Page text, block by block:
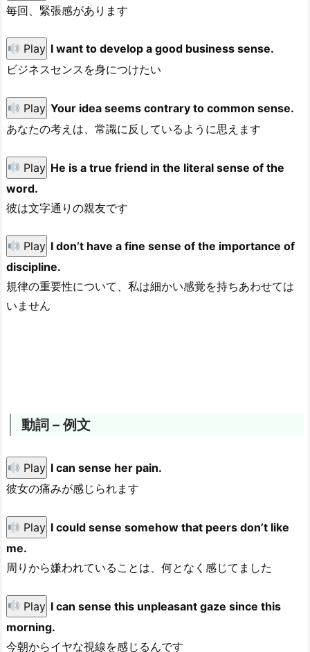
毎回、緊張感があります
Play I want to develop a good business sense.
ビジネスセンスを身につけたい
Play Your idea seems contrary to common sense.
あなたの考えは、常識に反しているように思えます
Play He is a true friend in the literal sense of the
word.
彼は文字通りの親友です
Play I don’t have a fine sense of the importance of
discipline.
規律の重要性について、私は細かい感覚を持ちあわせては
いません
動詞 – 例文
Play I can sense her pain.
彼女の痛みが感じられます
Play I could sense somehow that peers don’t like
me.
周りから嫌われていることは、何となく感じてました
Play I can sense this unpleasant gaze since this
morning.
今朝からイヤな視線を感じるんです